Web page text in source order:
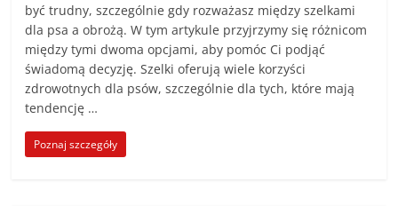
być trudny, szczególnie gdy rozważasz między szelkami
dla psa a obrożą. W tym artykule przyjrzymy się różnicom
między tymi dwoma opcjami, aby pomóc Ci podjąć
świadomą decyzję. Szelki oferują wiele korzyści
zdrowotnych dla psów, szczególnie dla tych, które mają
tendencję …
Poznaj szczegóły